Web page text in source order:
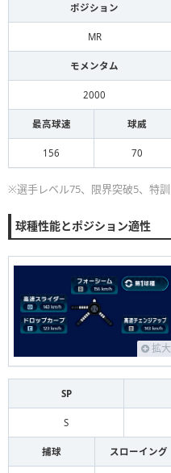
ポジション
MR
モメンタム
2000
最高球速 球威
156 70
※選手レベル75、限界突破5、特
球種性能とポジション適性
拡大
SP
S
捕球 スローイング